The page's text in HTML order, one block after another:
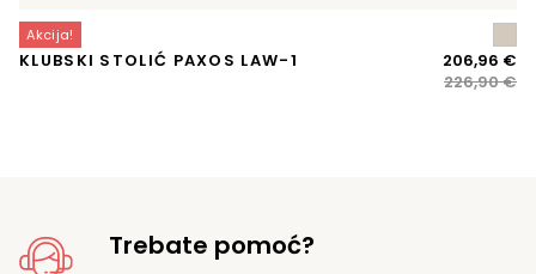
Akcija!
KLUBSKI STOLIĆ PAXOS LAW-1
226,90€
206,96 €
Trebate pomoć?